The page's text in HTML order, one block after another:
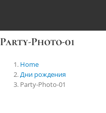
Party-Photo-01
Home
Дни рождения
Party-Photo-01